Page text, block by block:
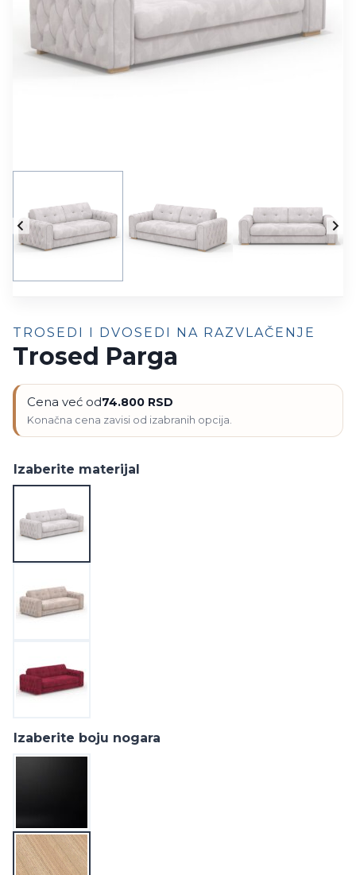
TROSEDI I DVOSEDI NA RAZVLAČENJE
Trosed Parga
Cena već od74.800 RSD
Izaberite materijal
Izaberite boju nogara